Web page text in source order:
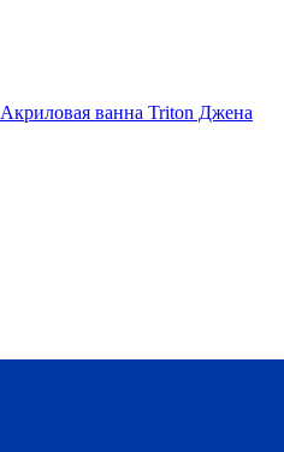
Акриловая ванна Triton Джена